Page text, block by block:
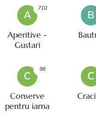
A
Aperitive -
Gustari
710
B
C
Conserve
pentru iarna
98
C